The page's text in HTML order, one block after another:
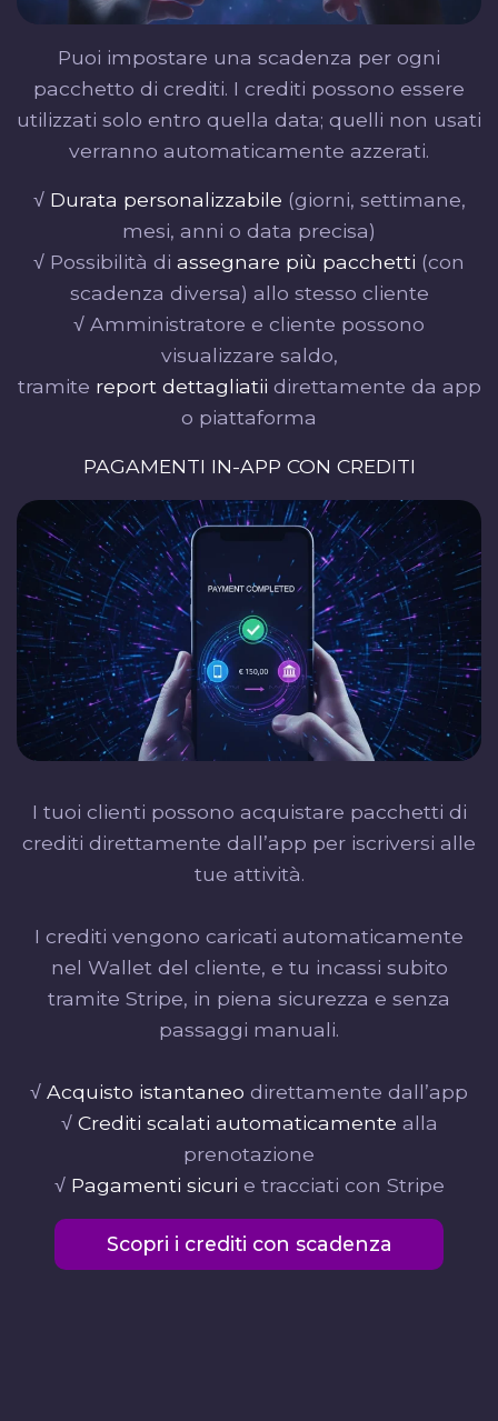
PAGAMENTI IN-APP CON CREDITI
I tuoi clienti possono acquistare pacchetti di
crediti direttamente dall’app per iscriversi alle
tue attività.
I crediti vengono caricati automaticamente
nel Wallet del cliente, e tu incassi subito
tramite Stripe, in piena sicurezza e senza
passaggi manuali.
√ Acquisto istantaneo direttamente dall’app
√ Crediti scalati automaticamente alla
prenotazione
√ Pagamenti sicuri e tracciati con Stripe
Puoi impostare una scadenza per ogni
pacchetto di crediti. I crediti possono essere
utilizzati solo entro quella data; quelli non usati
verranno automaticamente azzerati.
√ Durata personalizzabile (giorni, settimane,
mesi, anni o data precisa)
√ Possibilità di assegnare più pacchetti (con
scadenza diversa) allo stesso cliente
√ Amministratore e cliente possono
visualizzare saldo,
tramite report dettagliatii direttamente da app
o piattaforma
Scopri i crediti con scadenza